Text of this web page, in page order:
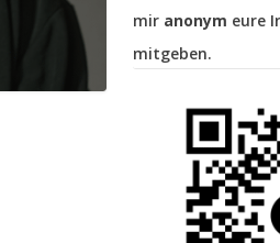
mir anonym eure
mitgeben.